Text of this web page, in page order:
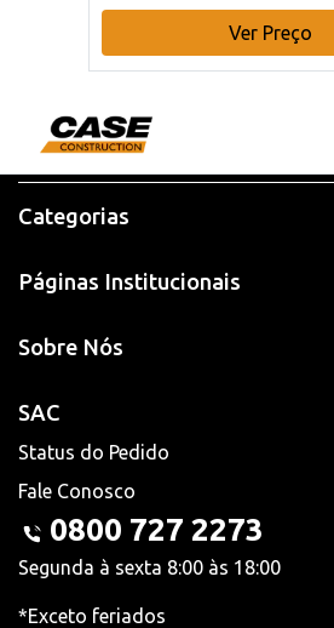
Ver Preço
Categorias
Páginas Institucionais
Sobre Nós
SAC
Status do Pedido
Fale Conosco
0800 727 2273
Segunda à sexta 8:00 às 18:00
*Exceto feriados